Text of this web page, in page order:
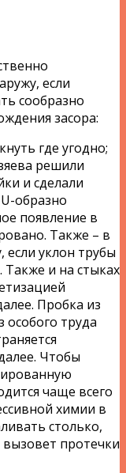
если
сообразно
засора:
где угодно;
решили
и сделали
образно
появление в
Также – в
уклон трубы
и на стыках
Пробка из
особого труда
Чтобы
чаще всего
химии в
столько,
протечки